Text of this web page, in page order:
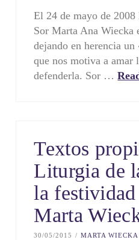
El 24 de mayo de
Sor Marta Ana Wiecka
dejando en herencia
que nos motiva a amar
defenderla. Sor …
Textos
Liturgia de
la festividad
Marta
30/05/2015 MARTA WIECKA